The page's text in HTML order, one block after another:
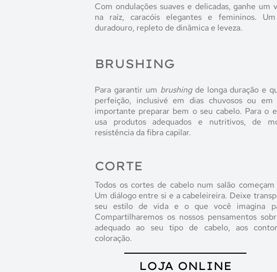
Com ondulações suaves e delicadas, ganhe um
na raíz, caracóis elegantes e femininos.
duradouro, repleto de dinâmica e leveza.
BRUSHING
Para garantir um brushingde longa duração e
perfeição, inclusivé em dias chuvosos ou
importante preparar bem o seu cabelo. Para o
usa produtos adequados e nutritivos, de
resistência da fibra capilar.
CORTE
Todos os cortes de cabelo num salão
Um diálogo entre si e a cabeleireira. Deixe
seu estilo de vida e o que você imagina
Compartilharemos os nossos pensamentos
adequado ao seu tipo de cabelo, aos
coloração.
LOJA ONLINE